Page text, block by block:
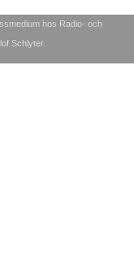
hos Radio- och
Schlyter.